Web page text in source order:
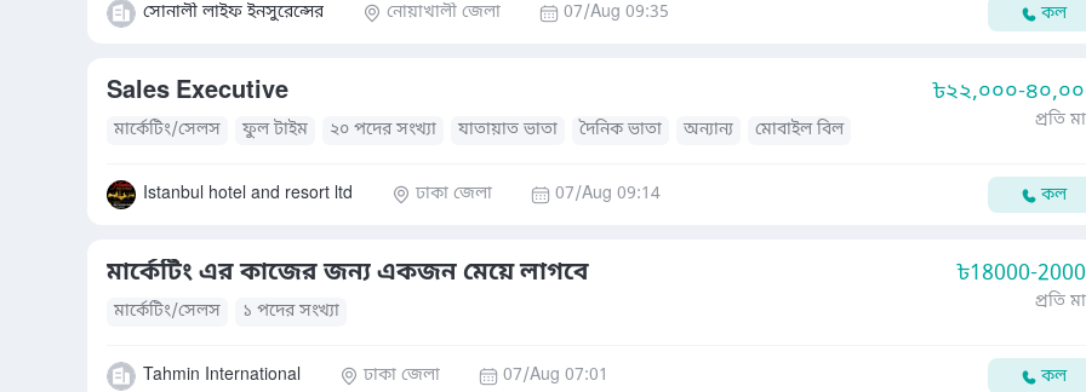
সোনালী লাইফ ইনসুরেন্সের নোয়াখালী জেলা 07/Aug 09:35 কল
Sales Executive ৳২২,০০০-
মার্কেটিং/সেলস ফুল টাইম ২০ পদের সংখ্যা যাতায়াত ভাতা দৈনিক ভাতা অন্যান্য মোবাইল বিল প্রতি
Istanbul hotel and resort ltd ঢাকা জেলা 07/Aug 09:14 কল
মার্কেটিং এর কাজের জন্য একজন মেয়ে লাগবে ৳18000-
মার্কেটিং/সেলস ১ পদের সংখ্যা প্রতি
Tahmin International ঢাকা জেলা 07/Aug 07:01 কল